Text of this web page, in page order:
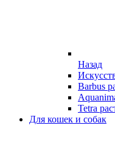
Назад
Barbus
Tetra
Для кошек и собак